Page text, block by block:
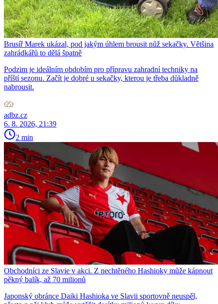
Brusíř Marek ukázal, pod jakým úhlem brousit nůž sekačky. Většina
zahrádkářů to dělá špatně
Podzim je ideálním obdobím pro přípravu zahradní techniky na
příští sezonu. Začít je dobré u sekačky, kterou je třeba důkladně
nabrousit.
adbz.cz
6. 8. 2026, 21:39
2 min
Obchodníci ze Slavie v akci. Z nechtěného Hashioky může kápnout
pěkný balík, až 70 milionů
Japonský obránce Daiki Hashioka ve Slavii sportovně neuspěl,